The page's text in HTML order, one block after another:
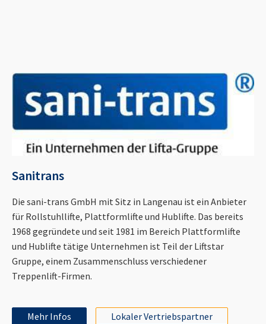
Sanitrans
Die sani-trans GmbH mit Sitz in Langenau ist ein Anbieter
für Rollstuhllifte, Plattformlifte und Hublifte. Das bereits
1968 gegründete und seit 1981 im Bereich Plattformlifte
und Hublifte tätige Unternehmen ist Teil der Liftstar
Gruppe, einem Zusammenschluss verschiedener
Treppenlift-Firmen.
Mehr Infos Lokaler Vertriebspartner